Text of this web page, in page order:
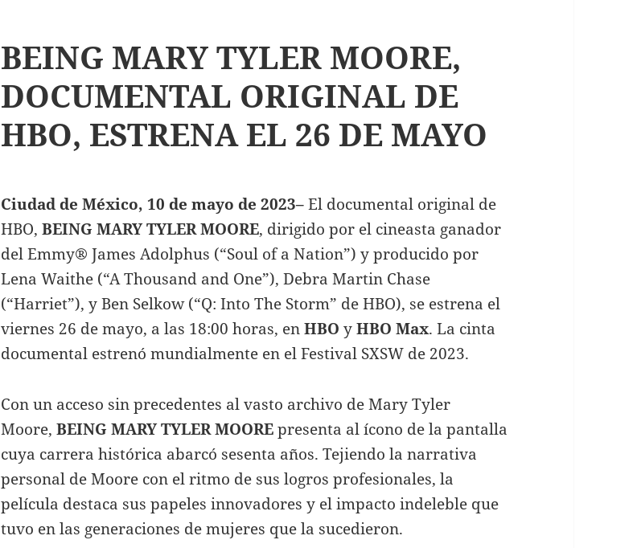
BEING MARY TYLER MOORE,
DOCUMENTAL ORIGINAL DE
HBO, ESTRENA EL 26 DE MAYO
Ciudad de México, 10 de mayo de 2023–El documental original de
HBO,BEING MARY TYLER MOORE, dirigido por el cineasta ganador
del Emmy® James Adolphus (“Soul of a Nation”) y producido por
Lena Waithe (“A Thousand and One”), Debra Martin Chase
(“Harriet”), y Ben Selkow (“Q: Into The Storm” de HBO), se estrena el
viernes 26 de mayo, a las 18:00 horas, enHBO yHBO Max. La cinta
documental estrenó mundialmente en el Festival SXSW de 2023.
Con un acceso sin precedentes al vasto archivo de Mary Tyler
Moore,BEING MARY TYLER MOOREpresenta al ícono de la pantalla
cuya carrera histórica abarcó sesenta años. Tejiendo la narrativa
personal de Moore con el ritmo de sus logros profesionales, la
película destaca sus papeles innovadores y el impacto indeleble que
tuvo en las generaciones de mujeres que la sucedieron.